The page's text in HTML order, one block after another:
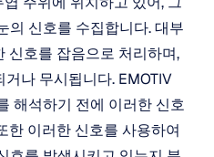
의 신호를 수집합니다. 대부
신호를 잡음으로 처리하며,
나 무시됩니다. EMOTIV
해석하기 전에 이러한 신호
한 이러한 신호를 사용하여